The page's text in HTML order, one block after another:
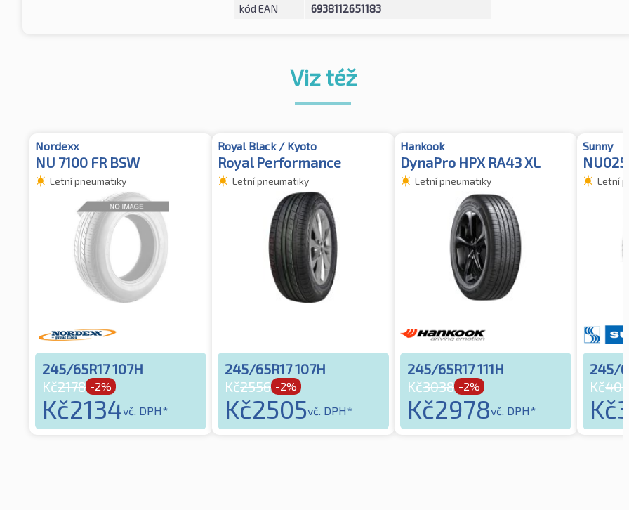
kód EAN 6938112651183
Viz též
Nordexx
NU 7100 FR BSW
Letní pneumatiky
245/65R17 107H
Kč2178 -2%
Kč2134vč. DPH*
Royal Black / Kyoto
Royal Performance
Letní pneumatiky
245/65R17 107H
Kč2556 -2%
Kč2505vč. DPH*
Hankook
DynaPro HPX RA43 XL
Letní pneumatiky
245/65R17 111H
Kč3038 -2%
Kč2978vč. DPH*
Sunny
NU025
Letní
245/
Kč4005
Kč